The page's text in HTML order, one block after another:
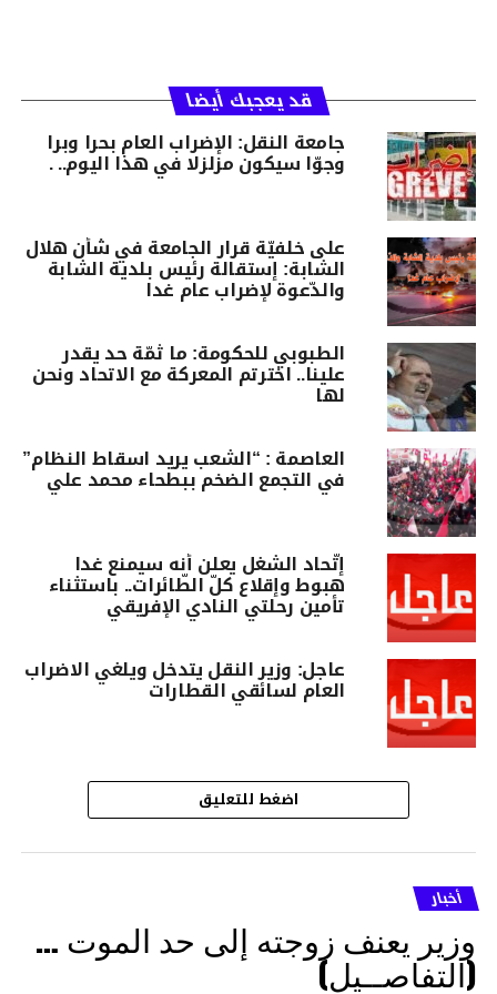
قد يعجبك أيضا
جامعة النقل: الإضراب العام بحرا وبرا
وجوّا سيكون مزلزلا في هذا اليوم.. .
على خلفيّة قرار الجامعة في شأن هلال
الشابة: إستقالة رئيس بلدية الشابة
والدّعوة لإضراب عام غدا
الطبوبي للحكومة: ما ثمّة حد يقدر
علينا.. اخترتم المعركة مع الاتحاد ونحن
لها
العاصمة : “الشعب يريد اسقاط النظام”
في التجمع الضخم ببطحاء محمد علي
إتّحاد الشّغل يعلن أنه سيمنع غدا
هبوط وإقلاع كلّ الطّائرات.. باستثناء
تأمين رحلتي النادي الإفريقي
عاجل: وزير النقل يتدخل ويلغي الاضراب
العام لسائقي القطارات
اضغط للتعليق
أخبار
وزير يعنف زوجته إلى حد الموت …
(التفاصــيل)